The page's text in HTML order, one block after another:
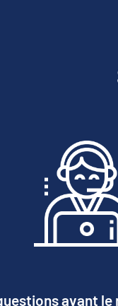
avant le